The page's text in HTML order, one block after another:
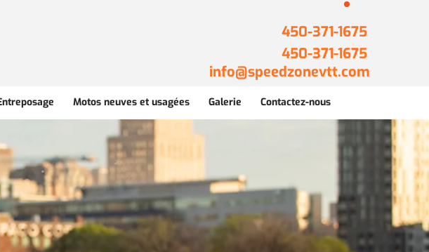
450-371-1675
450-371-1675
info@speedzonevtt.com
Motos neuves et usagées Galerie Contactez-nous